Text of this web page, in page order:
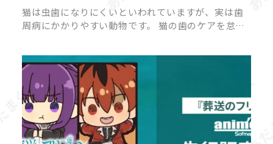
猫は虫歯になりにくいといわれていますが、実は歯
周病にかかりやすい動物です。 猫の歯のケアを怠る
ケアで、愛猫の歯の健康を長く維持 […]